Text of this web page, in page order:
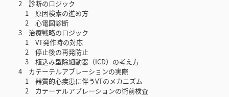
2 診断のロジック
1 原因検索の進め方
2 心電図診断
3 治療戦略のロジック
1 VT発作時の対応
2 停止後の再発防止
3 植込み型除細動器（ICD）の考え方
4 カテーテルアブレーションの実際
1 器質的心疾患に伴うVTのメカニズム
2 カテーテルアブレーションの術前検査